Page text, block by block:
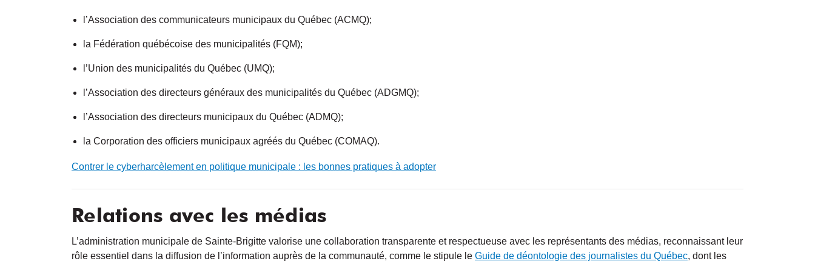
l’Association des communicateurs municipaux du Québec (ACMQ);
la Fédération québécoise des municipalités (FQM);
l’Union des municipalités du Québec (UMQ);
l’Association des directeurs généraux des municipalités du Québec (ADGMQ);
l’Association des directeurs municipaux du Québec (ADMQ);
la Corporation des officiers municipaux agréés du Québec (COMAQ).
Contrer le cyberharcèlement en politique municipale : les bonnes pratiques à adopter
Relations avec les médias
L’administration municipale de Sainte-Brigitte valorise une collaboration transparente et respectueuse avec les représentants des médias, reconnaissant leur
rôle essentiel dans la diffusion de l’information auprès de la communauté, comme le stipule le Guide de déontologie des journalistes du Québec, dont les